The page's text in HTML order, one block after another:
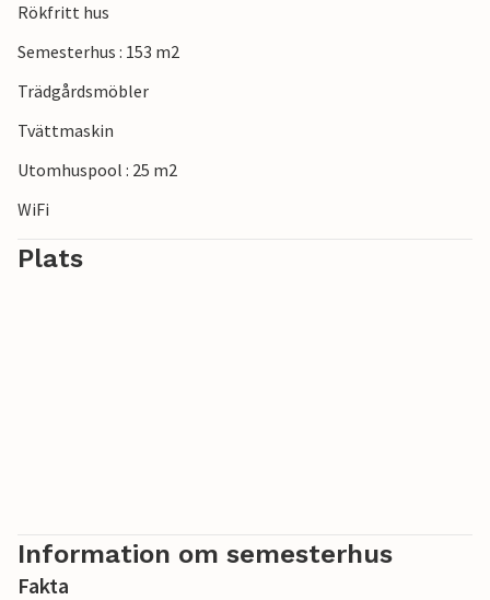
Rökfritt hus
Semesterhus : 153 m2
Trädgårdsmöbler
Tvättmaskin
Utomhuspool : 25 m2
WiFi
Plats
Information om semesterhus
Fakta